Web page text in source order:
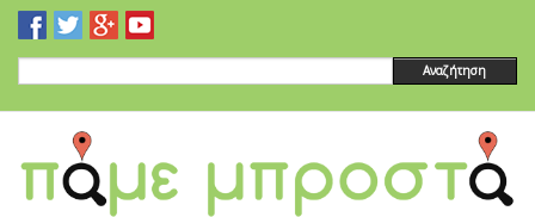
Αναζήτηση